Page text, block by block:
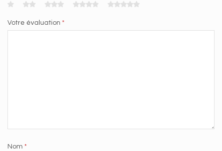
Votre évaluation *
Nom *